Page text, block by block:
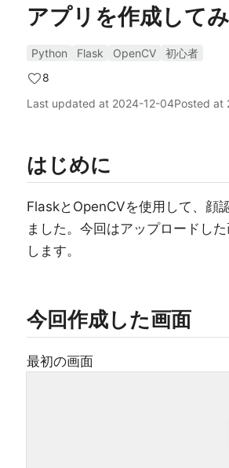
アプリを作成して
Python Flask OpenCV
初心者
8
Last updated at 2024-12-04Posted at
はじめに
FlaskとOpenCVを使用して、顔
ました。今回はアップロードし
します。
今回作成した画面
最初の画面